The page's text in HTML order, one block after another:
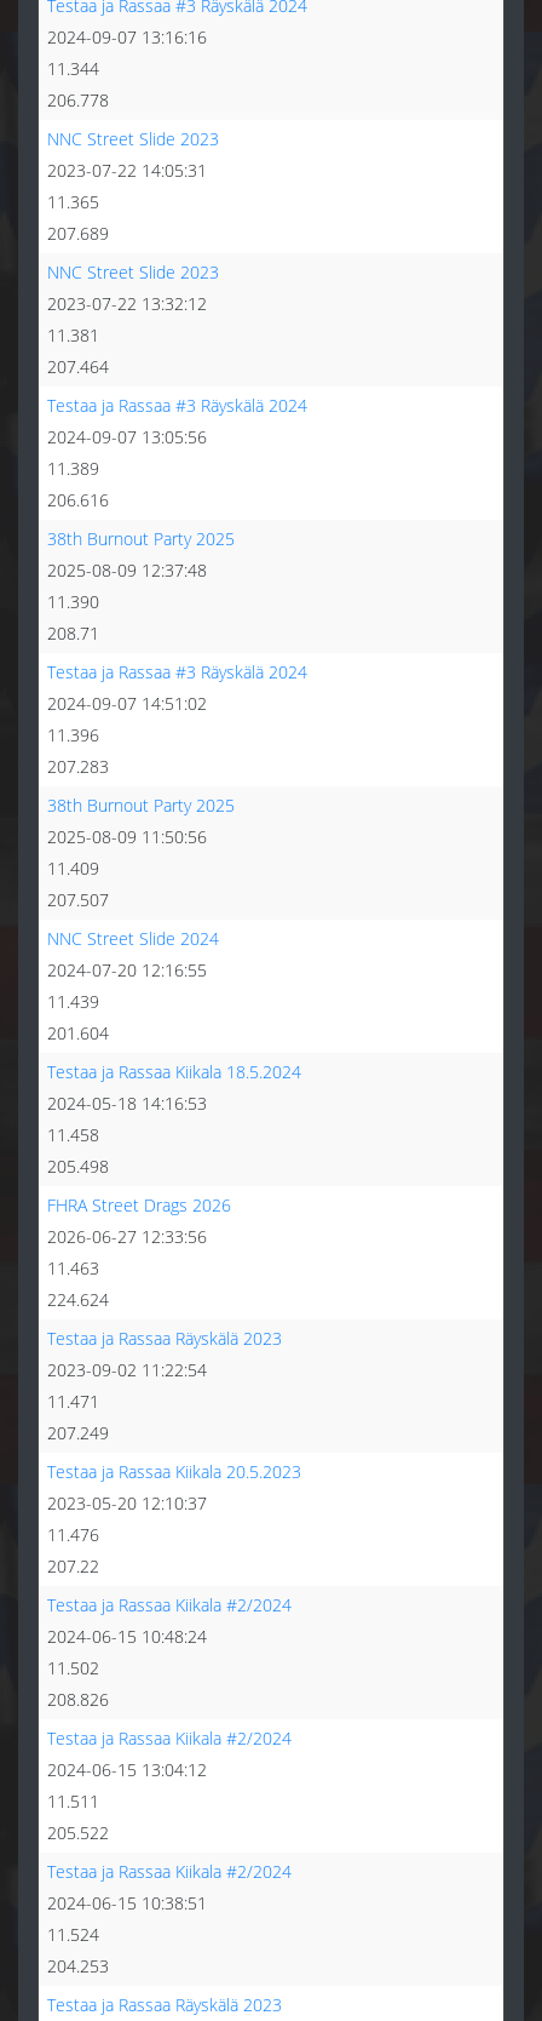
Testaa ja Rassaa #3 Räyskälä 2024
2024-09-07 13:16:16
11.344
206.778
NNC Street Slide 2023
2023-07-22 14:05:31
11.365
207.689
NNC Street Slide 2023
2023-07-22 13:32:12
11.381
207.464
Testaa ja Rassaa #3 Räyskälä 2024
2024-09-07 13:05:56
11.389
206.616
38th Burnout Party 2025
2025-08-09 12:37:48
11.390
208.71
Testaa ja Rassaa #3 Räyskälä 2024
2024-09-07 14:51:02
11.396
207.283
38th Burnout Party 2025
2025-08-09 11:50:56
11.409
207.507
NNC Street Slide 2024
2024-07-20 12:16:55
11.439
201.604
Testaa ja Rassaa Kiikala 18.5.2024
2024-05-18 14:16:53
11.458
205.498
FHRA Street Drags 2026
2026-06-27 12:33:56
11.463
224.624
Testaa ja Rassaa Räyskälä 2023
2023-09-02 11:22:54
11.471
207.249
Testaa ja Rassaa Kiikala 20.5.2023
2023-05-20 12:10:37
11.476
207.22
Testaa ja Rassaa Kiikala #2/2024
2024-06-15 10:48:24
11.502
208.826
Testaa ja Rassaa Kiikala #2/2024
2024-06-15 13:04:12
11.511
205.522
Testaa ja Rassaa Kiikala #2/2024
2024-06-15 10:38:51
11.524
204.253
Testaa ja Rassaa Räyskälä 2023